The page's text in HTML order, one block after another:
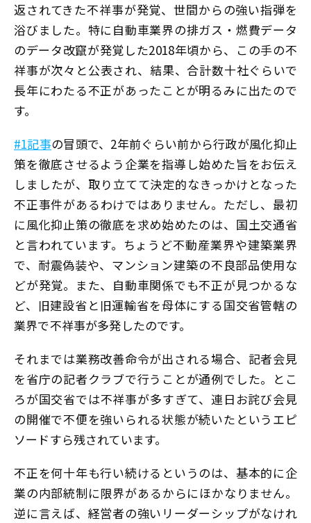
返されてきた不祥事が発覚、世間からの強い指弾を
浴びました。特に自動車業界の排ガス・燃費データ
のデータ改竄が発覚した2018年頃から、この手の不
祥事が次々と公表され、結果、合計数十社ぐらいで
長年にわたる不正があったことが明るみに出たので
す。
#1記事の冒頭で、2年前ぐらい前から行政が風化抑止
策を徹底させるよう企業を指導し始めた旨をお伝え
しましたが、取り立てて決定的なきっかけとなった
不正事件があるわけではありません。ただし、最初
に風化抑止策の徹底を求め始めたのは、国土交通省
と言われています。ちょうど不動産業界や建築業界
で、耐震偽装や、マンション建築の不良部品使用な
どが発覚。また、自動車関係でも不正が見つかるな
ど、旧建設省と旧運輸省を母体にする国交省管轄の
業界で不祥事が多発したのです。
それまでは業務改善命令が出される場合、記者会見
を省庁の記者クラブで行うことが通例でした。とこ
ろが国交省では不祥事が多すぎて、連日お詫び会見
の開催で不便を強いられる状態が続いたというエピ
ソードすら残されています。
不正を何十年も行い続けるというのは、基本的に企
業の内部統制に限界があるからにほかなりません。
逆に言えば、経営者の強いリーダーシップがなけれ